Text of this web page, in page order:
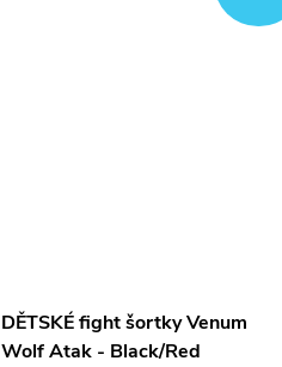
DĚTSKÉ fight šortky Venum
Wolf Atak - Black/Red